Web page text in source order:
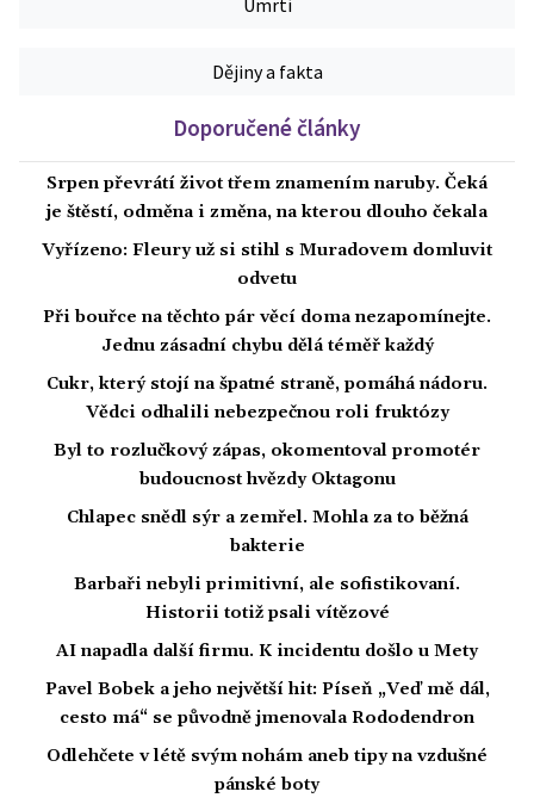
Úmrtí
Dějiny a fakta
Doporučené články
Srpen převrátí život třem znamením naruby. Čeká
je štěstí, odměna i změna, na kterou dlouho čekala
Vyřízeno: Fleury už si stihl s Muradovem domluvit
odvetu
Při bouřce na těchto pár věcí doma nezapomínejte.
Jednu zásadní chybu dělá téměř každý
Cukr, který stojí na špatné straně, pomáhá nádoru.
Vědci odhalili nebezpečnou roli fruktózy
Byl to rozlučkový zápas, okomentoval promotér
budoucnost hvězdy Oktagonu
Chlapec snědl sýr a zemřel. Mohla za to běžná
bakterie
Barbaři nebyli primitivní, ale sofistikovaní.
Historii totiž psali vítězové
AI napadla další firmu. K incidentu došlo u Mety
Pavel Bobek a jeho největší hit: Píseň „Veď mě dál,
cesto má“ se původně jmenovala Rododendron
Odlehčete v létě svým nohám aneb tipy na vzdušné
pánské boty